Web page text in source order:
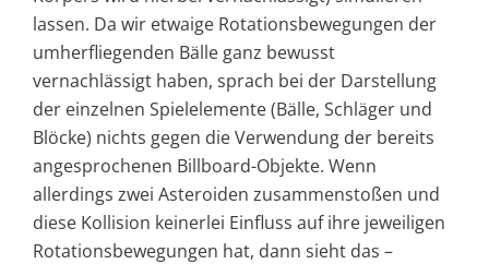
lassen. Da wir etwaige Rotationsbewegungen der
umherfliegenden Bälle ganz bewusst
vernachlässigt haben, sprach bei der Darstellung
der einzelnen Spielelemente (Bälle, Schläger und
Blöcke) nichts gegen die Verwendung der bereits
angesprochenen Billboard-Objekte. Wenn
allerdings zwei Asteroiden zusammenstoßen und
diese Kollision keinerlei Einfluss auf ihre jeweiligen
Rotationsbewegungen hat, dann sieht das –